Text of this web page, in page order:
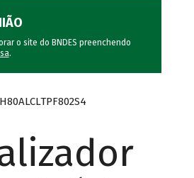
o site do BNDES preenchendo
.